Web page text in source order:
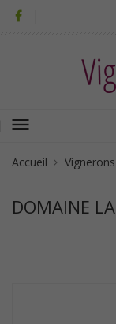
menu
Accueil Vignerons
DOMAINE